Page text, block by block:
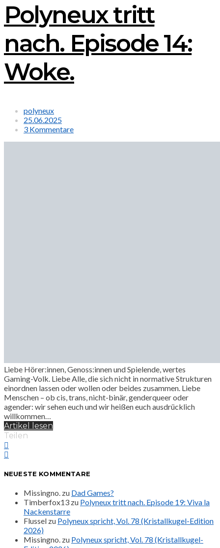
Polyneux tritt
nach. Episode 14:
Woke.
polyneux
25.06.2025
3 Kommentare
Liebe Hörer:innen, Genoss:innen und Spielende, wertes
Gaming-Volk. Liebe Alle, die sich nicht in normative Strukturen
einordnen lassen oder wollen oder beides zusammen. Liebe
Menschen – ob cis, trans, nicht-binär, genderqueer oder
agender: wir sehen euch und wir heißen euch ausdrücklich
willkommen…
Artikel lesen
Teilen
NEUESTE KOMMENTARE
Missingno. zu Dad Games?
Timberfox13 zu Polyneux tritt nach. Episode 19: Viva la
Nackenstarre
Flussel zu Polyneux spricht, Vol. 78 (Kristallkugel-Edition
2026)
Missingno. zu Polyneux spricht, Vol. 78 (Kristallkugel-